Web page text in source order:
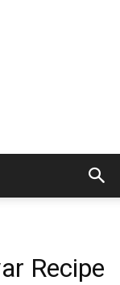
Recipe